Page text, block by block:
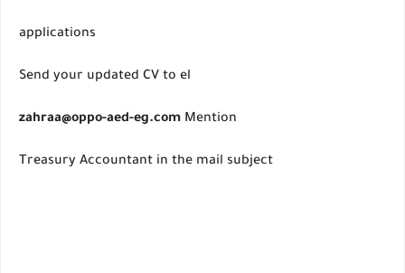
applications
Send your updated CV to el
zahraa@oppo-aed-eg.com Mention
Treasury Accountant in the mail subject